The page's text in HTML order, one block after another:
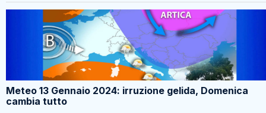
Meteo 13 Gennaio 2024: irruzione gelida, Domenica
cambia tutto